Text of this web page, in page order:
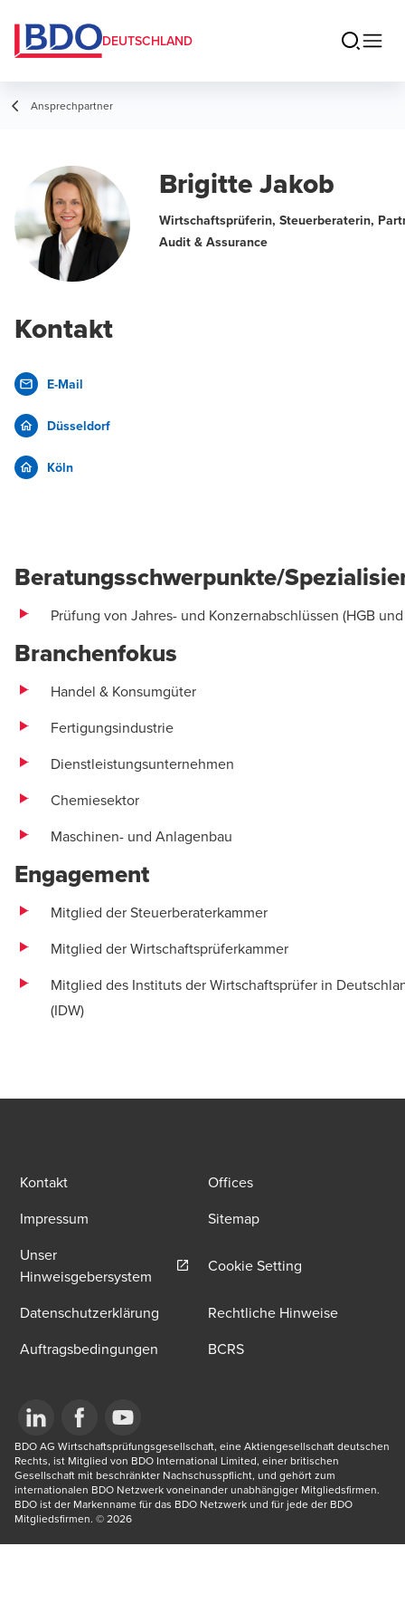
DEUTSCHLAND
Ansprechpartner
Brigitte Jakob
Wirtschaftsprüferin, Steuerberaterin,
Audit & Assurance
Kontakt
E-Mail
Düsseldorf
Köln
Beratungsschwerpunkte/
Prüfung von Jahres- und Konzernabschlüssen (HGB und
Branchenfokus
Handel & Konsumgüter
Fertigungsindustrie
Dienstleistungsunternehmen
Chemiesektor
Maschinen- und Anlagenbau
Engagement
Mitglied der Steuerberaterkammer
Mitglied der Wirtschaftsprüferkammer
Mitglied des Instituts der Wirtschaftsprüfer in
(IDW)
Kontakt
Offices
Impressum
Sitemap
Unser
Hinweisgebersystem Opens in a new window/tab
Cookie Setting
Datenschutzerklärung
Rechtliche Hinweise
Auftragsbedingungen
BCRS
Opens in a new window/tab
Opens in a new window/tab
Opens in a new window/tab
BDO AG Wirtschaftsprüfungsgesellschaft, eine Aktiengesellschaft deutschen
Rechts, ist Mitglied von BDO International Limited, einer britischen
Gesellschaft mit beschränkter Nachschusspflicht, und gehört zum
internationalen BDO Netzwerk voneinander unabhängiger Mitgliedsfirmen.
BDO ist der Markenname für das BDO Netzwerk und für jede der BDO
Mitgliedsfirmen.​ © 2026